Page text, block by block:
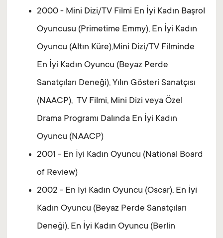
2000 - Mini Dizi/TV Filmi En İyi Kadın Başrol
Oyuncusu (Primetime Emmy), En İyi Kadın
Oyuncu (Altın Küre),Mini Dizi/TV Filminde
En İyi Kadın Oyuncu (Beyaz Perde
Sanatçıları Deneği), Yılın Gösteri Sanatçısı
(NAACP), TV Filmi, Mini Dizi veya Özel
Drama Programı Dalında En İyi Kadın
Oyuncu (NAACP)
2001 - En İyi Kadın Oyuncu (National Board
of Review)
2002 - En İyi Kadın Oyuncu (Oscar), En İyi
Kadın Oyuncu (Beyaz Perde Sanatçıları
Deneği), En İyi Kadın Oyuncu (Berlin